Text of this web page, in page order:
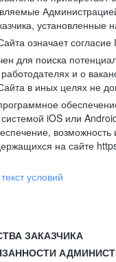
означает
для поиска
и о
в иных целях не
iOS или
на сайте
условий
ЗАКАЗЧИКА